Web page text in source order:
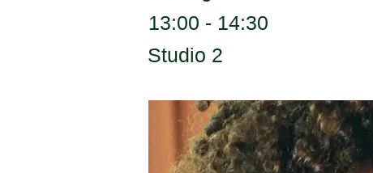
13:00 - 14:30
Studio 2